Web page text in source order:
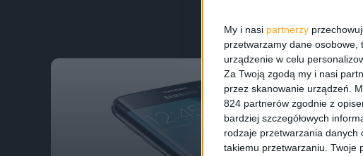
My i nasi partnerzy
przetwarzamy dane osobowe,
urządzenie w celu
Za Twoją zgodą my i nasi
przez skanowanie urządzeń.
824 partnerów zgodnie z
bardziej szczegółowych
rodzaje przetwarzania danych
takiemu przetwarzaniu. Twoje